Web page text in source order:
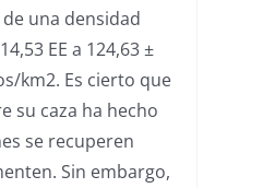
una densidad
EE a 124,63 ±
km2. Es cierto que
su caza ha hecho
se recuperen
Sin embargo,